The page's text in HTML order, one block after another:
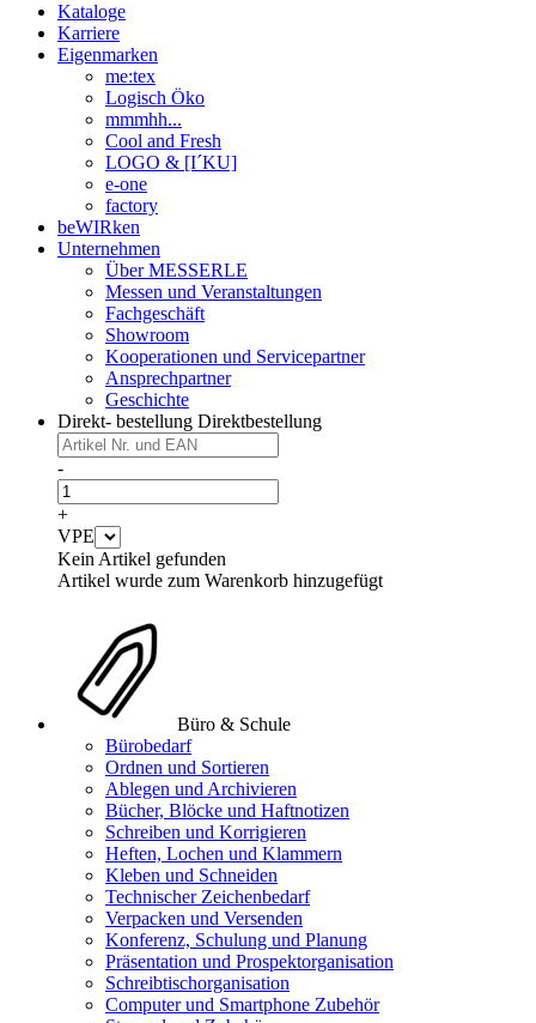
Kataloge
Karriere
Eigenmarken
me:tex
Logisch Öko
mmmhh...
Cool and Fresh
LOGO & [I´KU]
e-one
factory
beWIRken
Unternehmen
Über MESSERLE
Messen und Veranstaltungen
Fachgeschäft
Showroom
Kooperationen und Servicepartner
Ansprechpartner
Geschichte
Direkt- bestellung Direktbestellung
-
+
VPE
Kein Artikel gefunden
Artikel wurde zum Warenkorb hinzugefügt
Büro & Schule
Bürobedarf
Ordnen und Sortieren
Ablegen und Archivieren
Bücher, Blöcke und Haftnotizen
Schreiben und Korrigieren
Heften, Lochen und Klammern
Kleben und Schneiden
Technischer Zeichenbedarf
Verpacken und Versenden
Konferenz, Schulung und Planung
Präsentation und Prospektorganisation
Schreibtischorganisation
Computer und Smartphone Zubehör